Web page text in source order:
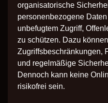
organisatorische
personenbezogene
unbefugtem Zugriff,
zu schützen. Dazu
Zugriffsbeschränkungen,
und regelmäßige
Dennoch kann keine
risikofrei sein.